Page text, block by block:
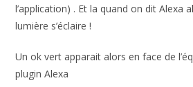
l’application) . Et la quand on dit Alexa
lumière s’éclaire !
Un ok vert apparait alors en face de
plugin Alexa